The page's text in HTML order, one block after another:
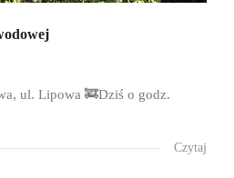
ul. Lipowa 🚒Dziś o godz.
Czytaj